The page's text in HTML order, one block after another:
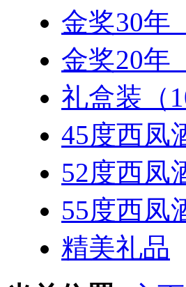
金奖30年
金奖20年
礼盒装（
45度西凤
52度西凤
55度西凤
精美礼品